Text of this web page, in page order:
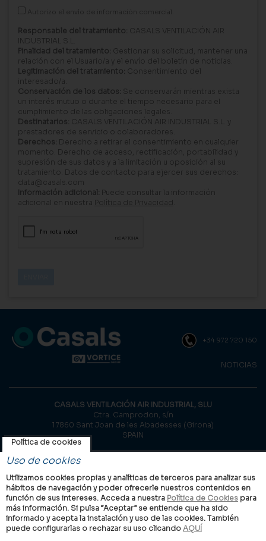
Autorizo el envío de información comercial.
Responsable del tratamiento: CASALS VENTILACIÓN AIR
INDUSTRIAL S.L.
Finalidad del tratamiento: Gestionar su solicitud, mantener una
relación con el Usuario/a y el envío del boletín de noticias.
Legitimación del tratamiento: Consentimiento del
interesado/a.
Conservación de los datos: Se conservarán mientras exista
un interés mutuo o durante el tiempo necesario para el
cumplimiento de las obligaciones legales.
Destinatarios: CASALS VENTILACIÓN AIR INDUSTRIAL S.L. y
prestadores de servicio o colaboradores.
Derechos: Derecho a retirar el consentimiento en cualquier
momento. Derecho de acceso, rectificación, portabilidad y
supresión de sus datos y a la limitación u oposición al su
tratamiento. Datos de contacto para ejercer sus derechos:
data@casals.com
Información adicional: Puede consultar la información
adicional en nuestra Política de Privacidad
+34 972 720 150
NOTICIAS
CASALS VENTILACIÓN AIR INDUSTRIAL, SLU
Ctra. Camprodon, s/n
17860 Sant Joan de les Abadesses (Girona)
SPAIN
© Casals, 2026 | Aviso legal
Grupo VORTICE en el mundo
Uso de cookies
Utilizamos cookies propias y analíticas de terceros para analizar sus
hábitos de navegación y poder ofrecerle nuestros contenidos en
función de sus intereses. Acceda a nuestra Política de Cookies para
más información. Si pulsa “Aceptar” se entiende que ha sido
informado y acepta la instalación y uso de las cookies. También
puede configurarlas o rechazar su uso clicando AQUÍ
Política de cookies